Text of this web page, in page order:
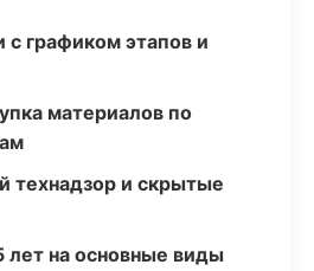
с графиком этапов и
материалов по
технадзор и скрытые
лет на основные виды